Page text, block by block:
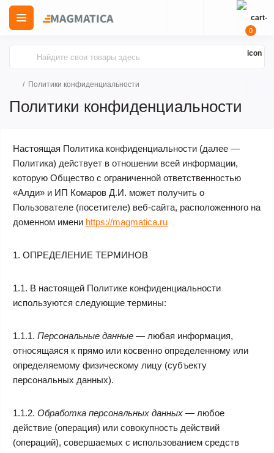
0
Политики конфиденциальности
Политики конфиденциальности
Настоящая Политика конфиденциальности (далее —
Политика) действует в отношении всей информации,
которую Общество с ограниченной ответственностью
«Алди» и ИП Комаров Д.И. может получить о
Пользователе (посетителе) веб-сайта, расположенного на
доменном имени https://magmatica.ru
1. ОПРЕДЕЛЕНИЕ ТЕРМИНОВ
1.1. В настоящей Политике конфиденциальности
используются следующие термины:
1.1.1. Персональные данные — любая информация,
относящаяся к прямо или косвенно определенному или
определяемому физическому лицу (субъекту
персональных данных).
1.1.2. Обработка персональных данных — любое
действие (операция) или совокупность действий
(операций), совершаемых с использованием средств